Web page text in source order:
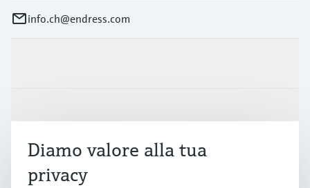
info.ch@endress.com
Diamo valore alla tua
privacy